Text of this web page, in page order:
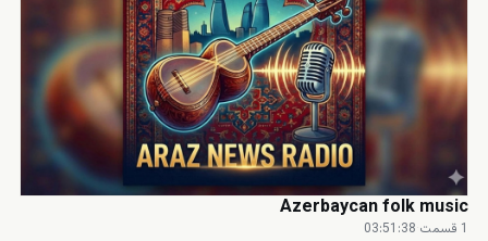
Azerbaycan folk music
1 قسمت 03:51:38